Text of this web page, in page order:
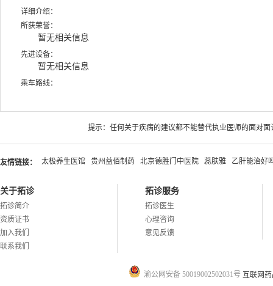
详细介绍：
所获荣誉：
暂无相关信息
先进设备：
暂无相关信息
乘车路线：
提示：任何关于疾病的建议都不能替代执业医师的面对
友情链接： 太极养生医馆 贵州益佰制药 北京德胜门中医院 蕊肤雅 乙肝能治好
关于拓诊
拓诊简介
资质证书
加入我们
联系我们
拓诊服务
拓诊医生
心理咨询
意见反馈
渝公网安备 50019002502031号 互联网